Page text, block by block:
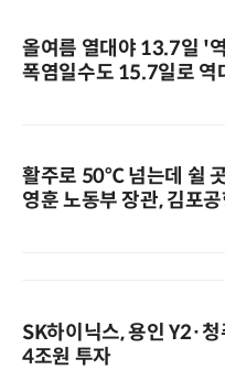
올여름 열대야 13.7일 '
폭염일수도 15.7일로 역
활주로 50℃ 넘는데 쉴
영훈 노동부 장관, 김포
SK하이닉스, 용인 Y2·
4조원 투자